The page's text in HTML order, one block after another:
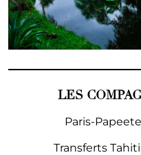
LES
Paris-
Transferts